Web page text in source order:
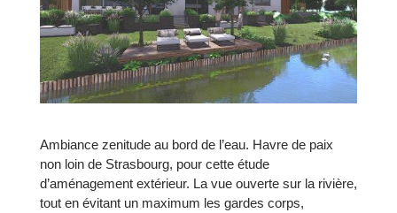
Ambiance zenitude au bord de l’eau. Havre de paix
non loin de Strasbourg, pour cette étude
d’aménagement extérieur. La vue ouverte sur la rivière,
tout en évitant un maximum les gardes corps,